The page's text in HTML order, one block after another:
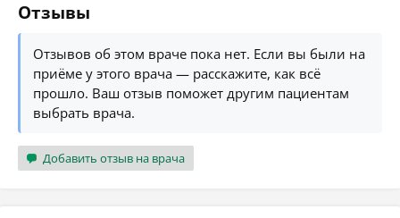
Отзывы
Отзывов об этом враче пока нет. Если вы были на
приёме у этого врача — расскажите, как всё
прошло. Ваш отзыв поможет другим пациентам
выбрать врача.
Добавить отзыв на врача